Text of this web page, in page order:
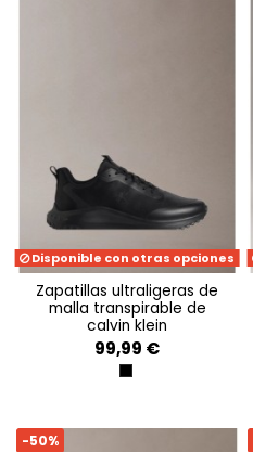
Disponible con otras opciones
zapatillas ultraligeras de
malla transpirable de
calvin klein
99,99 €
TRIPLE BLACK
-50%